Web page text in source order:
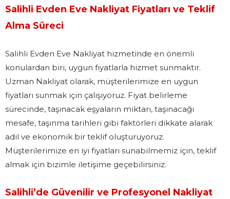
Salihli Evden Eve Nakliyat Fiyatları ve Teklif
Alma Süreci
Salihli Evden Eve Nakliyat hizmetinde en önemli
konulardan biri, uygun fiyatlarla hizmet sunmaktır.
Uzman Nakliyat olarak, müşterilerimize en uygun
fiyatları sunmak için çalışıyoruz. Fiyat belirleme
sürecinde, taşınacak eşyaların miktarı, taşınacağı
mesafe, taşınma tarihleri gibi faktörleri dikkate alarak
adil ve ekonomik bir teklif oluşturuyoruz.
Müşterilerimize en iyi fiyatları sunabilmemiz için, teklif
almak için bizimle iletişime geçebilirsiniz.
Salihli’de Güvenilir ve Profesyonel Nakliyat